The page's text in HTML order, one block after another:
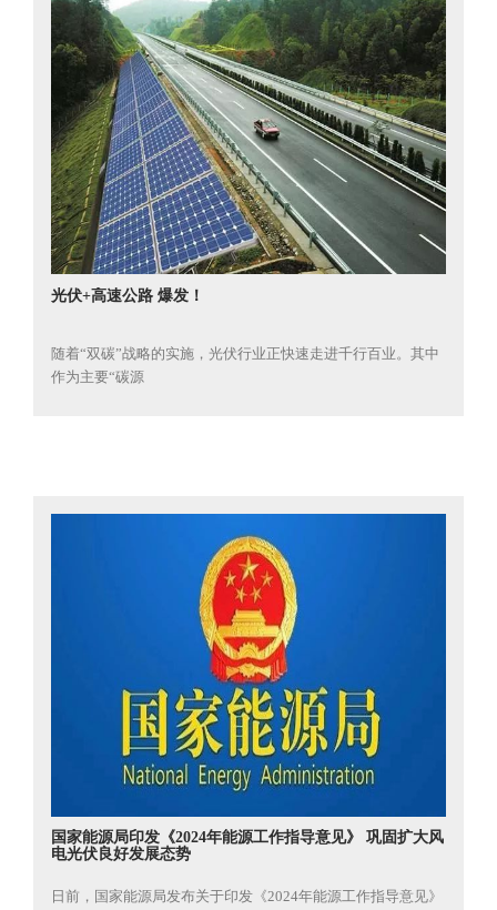
光伏+高速公路 爆发！
随着“双碳”战略的实施，光伏行业正快速走进千行百业。其中
作为主要“碳源
国家能源局印发《2024年能源工作指导意见》 巩固扩大风
电光伏良好发展态势
日前，国家能源局发布关于印发《2024年能源工作指导意见》